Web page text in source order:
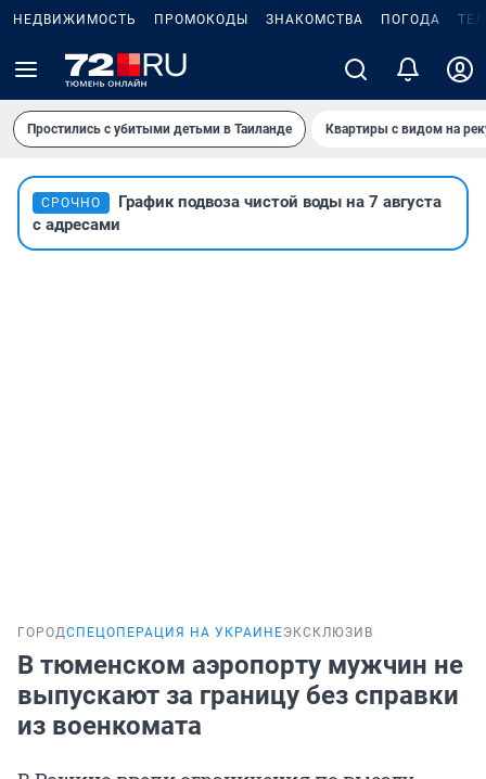
НЕДВИЖИМОСТЬ ПРОМОКОДЫ ЗНАКОМСТВА ПОГОДА
Простились с убитыми детьми в Таиланде Квартиры с видом на
СРОЧНО
График подвоза чистой воды на 7 августа
с адресами
ГОРОДСПЕЦОПЕРАЦИЯ НА УКРАИНЕЭКСКЛЮЗИВ
В тюменском аэропорту мужчин не
выпускают за границу без справки
из военкомата